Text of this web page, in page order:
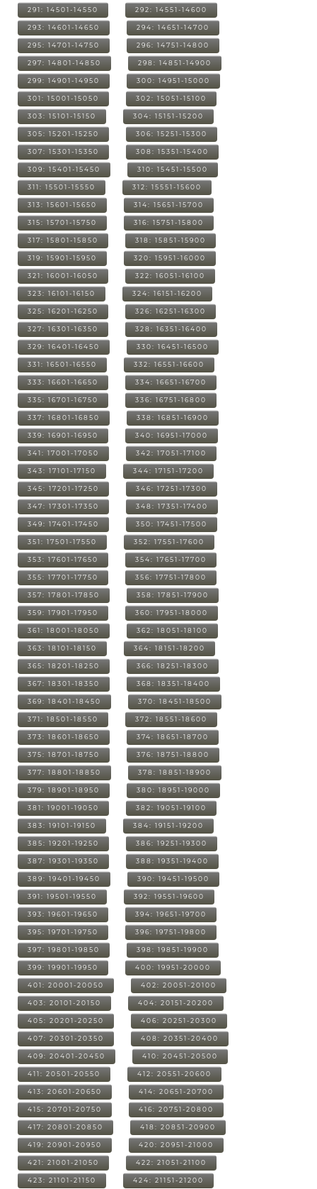
291: 14501-14550 292: 14551-14600
293: 14601-14650 294: 14651-14700
295: 14701-14750 296: 14751-14800
297: 14801-14850 298: 14851-14900
299: 14901-14950 300: 14951-15000
301: 15001-15050 302: 15051-15100
303: 15101-15150 304: 15151-15200
305: 15201-15250 306: 15251-15300
307: 15301-15350 308: 15351-15400
309: 15401-15450 310: 15451-15500
311: 15501-15550 312: 15551-15600
313: 15601-15650 314: 15651-15700
315: 15701-15750 316: 15751-15800
317: 15801-15850 318: 15851-15900
319: 15901-15950 320: 15951-16000
321: 16001-16050 322: 16051-16100
323: 16101-16150 324: 16151-16200
325: 16201-16250 326: 16251-16300
327: 16301-16350 328: 16351-16400
329: 16401-16450 330: 16451-16500
331: 16501-16550 332: 16551-16600
333: 16601-16650 334: 16651-16700
335: 16701-16750 336: 16751-16800
337: 16801-16850 338: 16851-16900
339: 16901-16950 340: 16951-17000
341: 17001-17050 342: 17051-17100
343: 17101-17150 344: 17151-17200
345: 17201-17250 346: 17251-17300
347: 17301-17350 348: 17351-17400
349: 17401-17450 350: 17451-17500
351: 17501-17550 352: 17551-17600
353: 17601-17650 354: 17651-17700
355: 17701-17750 356: 17751-17800
357: 17801-17850 358: 17851-17900
359: 17901-17950 360: 17951-18000
361: 18001-18050 362: 18051-18100
363: 18101-18150 364: 18151-18200
365: 18201-18250 366: 18251-18300
367: 18301-18350 368: 18351-18400
369: 18401-18450 370: 18451-18500
371: 18501-18550 372: 18551-18600
373: 18601-18650 374: 18651-18700
375: 18701-18750 376: 18751-18800
377: 18801-18850 378: 18851-18900
379: 18901-18950 380: 18951-19000
381: 19001-19050 382: 19051-19100
383: 19101-19150 384: 19151-19200
385: 19201-19250 386: 19251-19300
387: 19301-19350 388: 19351-19400
389: 19401-19450 390: 19451-19500
391: 19501-19550 392: 19551-19600
393: 19601-19650 394: 19651-19700
395: 19701-19750 396: 19751-19800
397: 19801-19850 398: 19851-19900
399: 19901-19950 400: 19951-20000
401: 20001-20050 402: 20051-20100
403: 20101-20150 404: 20151-20200
405: 20201-20250 406: 20251-20300
407: 20301-20350 408: 20351-20400
409: 20401-20450 410: 20451-20500
411: 20501-20550 412: 20551-20600
413: 20601-20650 414: 20651-20700
415: 20701-20750 416: 20751-20800
417: 20801-20850 418: 20851-20900
419: 20901-20950 420: 20951-21000
421: 21001-21050 422: 21051-21100
423: 21101-21150 424: 21151-21200